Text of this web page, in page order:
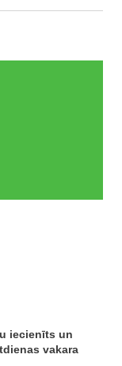
iecienīts un
vakara